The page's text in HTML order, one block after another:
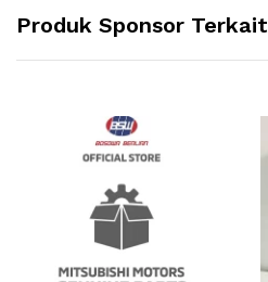
Produk Sponsor Terkait